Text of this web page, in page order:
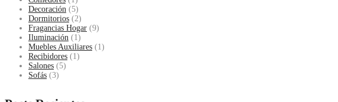
Decoración (5)
Dormitorios (2)
Fragancias Hogar (9)
Iluminación (1)
Muebles Auxiliares (1)
Recibidores (1)
Salones (5)
Sofás (3)